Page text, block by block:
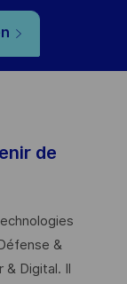
de
&
Digital. Il